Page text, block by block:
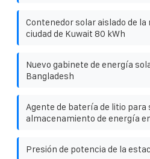
Contenedor solar aislado de la
ciudad de Kuwait 80 kWh
Nuevo gabinete de energía
Bangladesh
Agente de batería de litio para
almacenamiento de energía
Presión de potencia de la